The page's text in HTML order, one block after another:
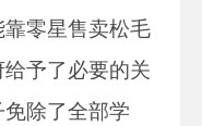
零星售卖松毛
予了必要的关
除了全部学